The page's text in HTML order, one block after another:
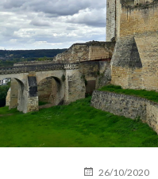
PUBLIÉ26/10/2020